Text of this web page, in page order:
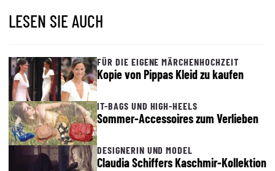
LESEN SIE AUCH
FÜR DIE EIGENE MÄRCHENHOCHZEIT
Kopie von Pippas Kleid zu kaufen
IT-BAGS UND HIGH-HEELS
Sommer-Accessoires zum Verlieben
DESIGNERIN UND MODEL
Claudia Schiffers Kaschmir-Kollektion